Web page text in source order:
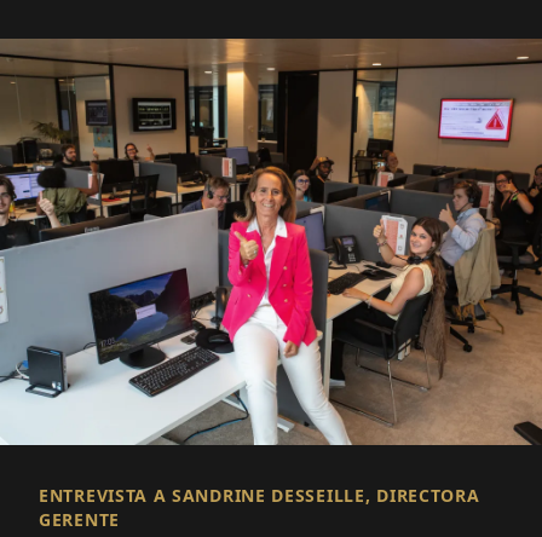
ENTREVISTA A SANDRINE DESSEILLE, DIRECTORA
GERENTE